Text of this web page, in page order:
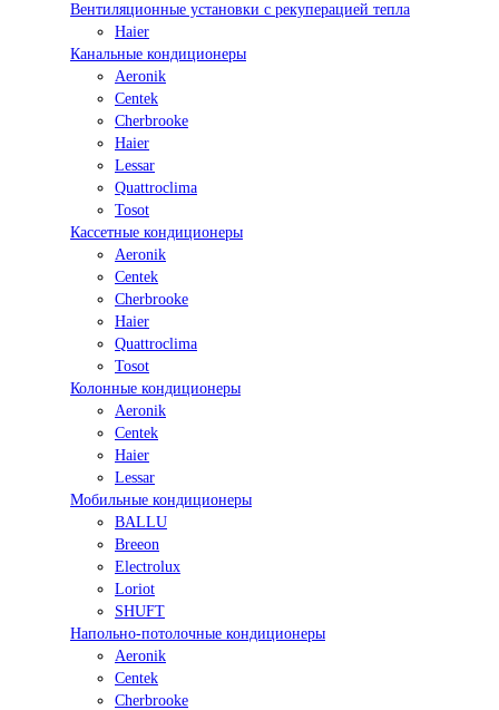
Вентиляционные установки с рекуперацией тепла
Haier
Канальные кондиционеры
Aeronik
Centek
Cherbrooke
Haier
Lessar
Quattroclima
Tosot
Кассетные кондиционеры
Aeronik
Centek
Cherbrooke
Haier
Quattroclima
Tosot
Колонные кондиционеры
Aeronik
Centek
Haier
Lessar
Мобильные кондиционеры
BALLU
Breeon
Electrolux
Loriot
SHUFT
Напольно-потолочные кондиционеры
Aeronik
Centek
Cherbrooke